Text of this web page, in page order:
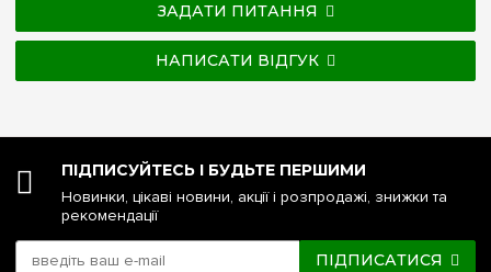
ЗАДАТИ ПИТАННЯ
НАПИСАТИ ВІДГУК
ПІДПИСУЙТЕСЬ І БУДЬТЕ ПЕРШИМИ
Новинки, цікаві новини, акції і розпродажі, знижки та
рекомендації
ПІДПИСАТИСЯ